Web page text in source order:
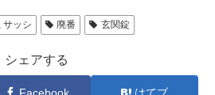
サッシ 廃番 玄関錠
シェアする
Facebook はてブ